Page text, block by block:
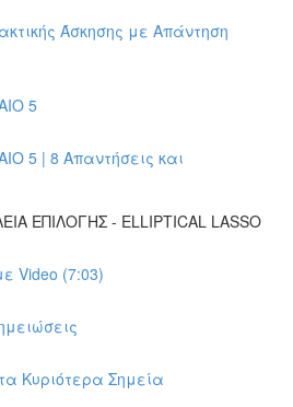
Άσκησης με Απάντηση
5
5 | 8 Απαντήσεις και
ΕΠΙΛΟΓΗΣ - ELLIPTICAL LASSO
Video (7:03)
Κυριότερα Σημεία